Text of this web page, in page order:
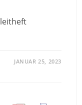
JANUAR 25, 2023